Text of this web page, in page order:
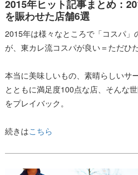
2015年ヒット記事まとめ：
を賑わせた店舗6選
2015年は様々なところで「コスパ」
が、東カレ流コスパが良い＝ただひ
本当に美味しいもの、素晴らしいサ
とともに満足度100点な店、そんな
をプレイバック。
続きはこちら